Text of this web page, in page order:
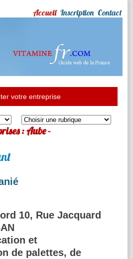
Accueil Inscription Contact
votre entreprise
: Aube -
10, Rue Jacquard
et
de palettes, de